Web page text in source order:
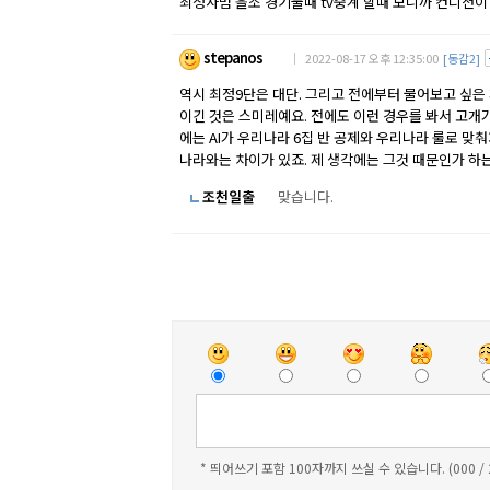
stepanos ｜ 2022-08-17 오후 12:35:00 [동감2]
역시 최정9단은 대단. 그리고 전에부터 물어보고 싶
이긴 것은 스미레예요. 전에도 이런 경우를 봐서 고
에는 AI가 우리나라 6집 반 공제와 우리나라 룰로 맞
나라와는 차이가 있죠. 제 생각에는 그것 때문인가 하
조천일출
맞습니다.
* 띄어쓰기 포함 100자까지 쓰실 수 있습니다. (000 /